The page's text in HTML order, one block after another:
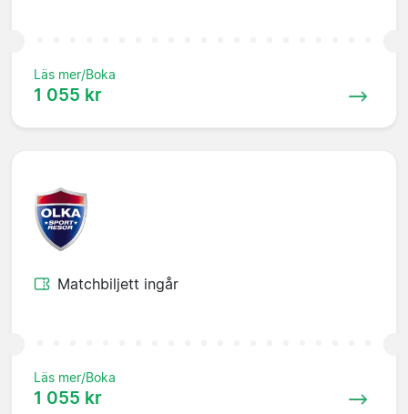
Läs mer/Boka
1 055 kr
Matchbiljett ingår
Läs mer/Boka
1 055 kr